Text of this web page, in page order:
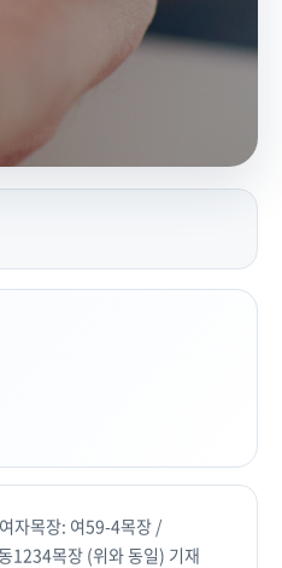
자목장: 여59-4목장 /
1234목장 (위와 동일) 기재